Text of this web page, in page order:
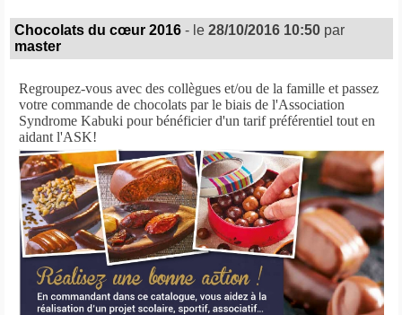
Chocolats du cœur 2016 - le 28/10/2016 10:50par
master
Regroupez-vous avec des collègues et/ou de la famille et passez
votre commande de chocolats par le biais de l'Association
Syndrome Kabuki pour bénéficier d'un tarif préférentiel tout en
aidant l'ASK!